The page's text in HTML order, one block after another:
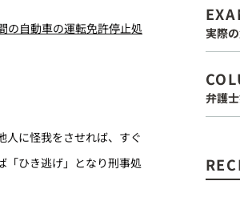
の自動車の運転免許停止処
に怪我をさせれば、すぐ
「ひき逃げ」となり刑事処
実際
弁護